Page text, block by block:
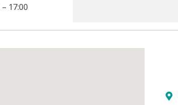
– 17:00